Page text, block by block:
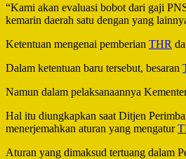
“Kami akan evaluasi bobot dari gaji
kemarin daerah satu dengan yang
Ketentuan mengenai pemberian THR
Dalam ketentuan baru tersebut, besaran
Namun dalam pelaksanaannya
Hal itu diungkapkan saat Ditjen
menerjemahkan aturan yang mengatur
Aturan yang dimaksud tertuang dalam